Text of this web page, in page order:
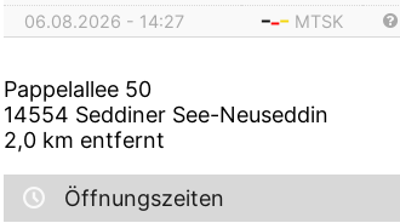
06.08.2026 - 14:27 MTSK
Pappelallee 50
14554 Seddiner See-Neuseddin
2,0km entfernt
Öffnungszeiten